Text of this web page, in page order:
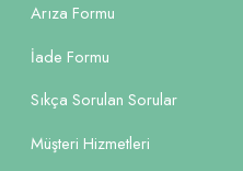
Arıza Formu
İade Formu
Sıkça Sorulan Sorular
Müşteri Hizmetleri